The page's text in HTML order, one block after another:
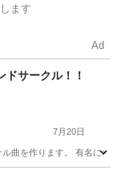
ます
Ad
ドサークル！！
7月20日
曲を作ります。 有名に